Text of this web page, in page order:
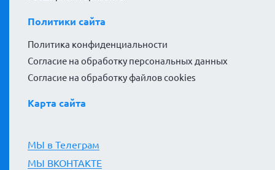
Политики сайта
Политика конфиденциальности
Согласие на обработку персональных данных
Согласие на обработку файлов cookies
Карта сайта
МЫ в Телеграм
МЫ ВКОНТАКТЕ